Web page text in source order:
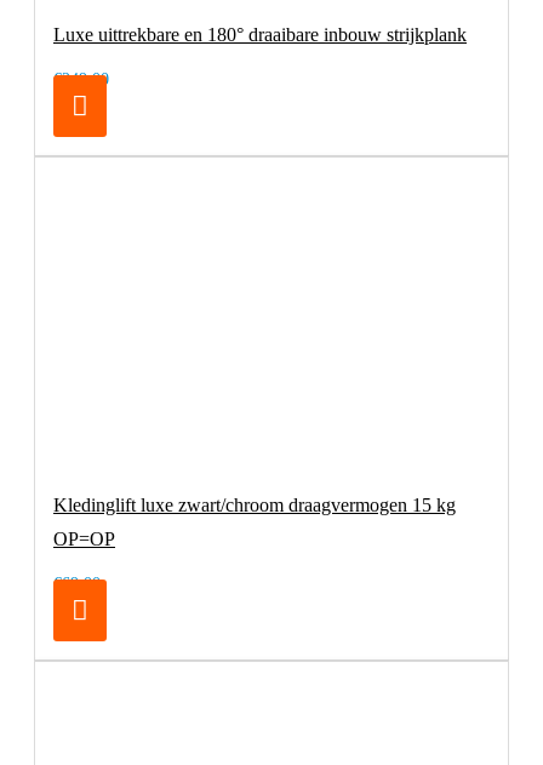
Luxe uittrekbare en 180° draaibare inbouw strijkplank
€249,00
Kledinglift luxe zwart/chroom draagvermogen 15 kg
OP=OP
€69,00